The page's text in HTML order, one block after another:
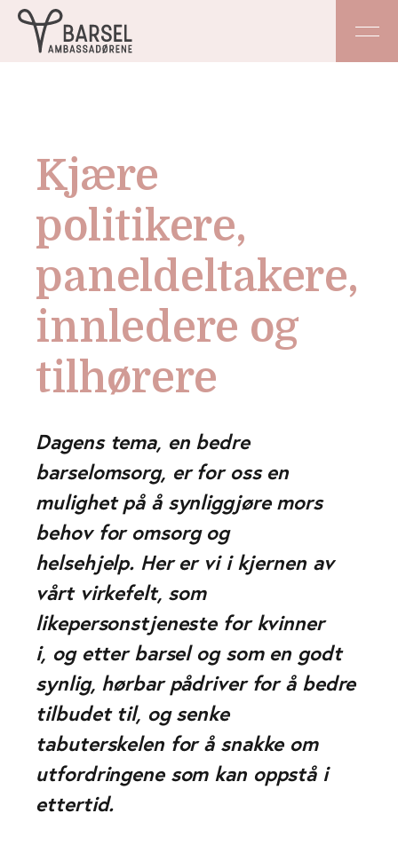
Kjære
politikere,
paneldeltakere,
innledere og
tilhørere
Dagens tema, en bedre
barselomsorg, er for oss en
mulighet på å synliggjøre mors
behov for omsorg og
helsehjelp. Her er vi i kjernen av
vårt virkefelt, som
likepersonstjeneste for kvinner
i, og etter barsel og som en godt
synlig, hørbar pådriver for å bedre
tilbudet til, og senke
tabuterskelen for å snakke om
utfordringene som kan oppstå i
ettertid.